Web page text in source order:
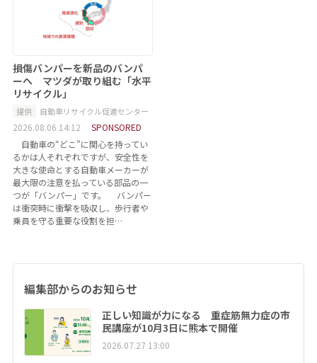
損傷バンパーを新品のバンパ
ーへ マツダが取り組む「水平
リサイクル」
提供 自動車リサイクル促進センター
2026.08.06 14:12
SPONSORED
自動車の“どこ”に関心を持ってい
るかは人それぞれですが、安全性を
大きな使命とする自動車メーカーが
最大限の注意を払っている部品の一
つが「バンパー」です。 バンパー
は衝突時に衝撃を吸収し、歩行者や
乗員を守る重要な役割を担…
編集部からのお知らせ
正しい知識が力になる 重症筋無力症の市
民講座が10月3日に熊本で開催
2026.07.27 13:00